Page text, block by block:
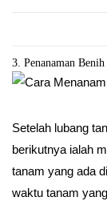
3. Penanaman
Setelah lubang
berikutnya ialah
tanam yang ada
waktu tanam